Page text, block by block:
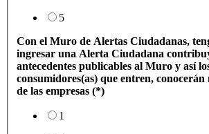
5
Con el Muro de Alertas Ciudadanas,
ingresar una Alerta Ciudadana
antecedentes publicables al Muro y así
consumidores(as) que entren, conocerán
de las empresas (*)
1